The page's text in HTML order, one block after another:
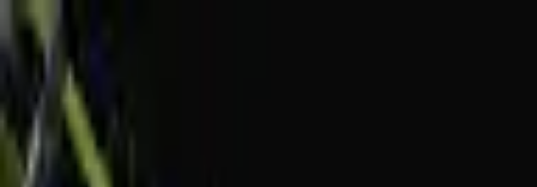
モバイルメニュー
サービス
クリエイターを探す